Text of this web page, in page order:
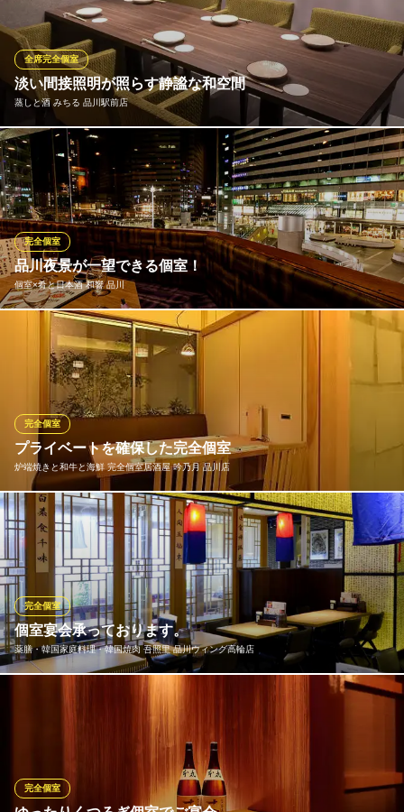
2名様用～8名様用のテーブル個室。4名様用～の掘りごたつ個室。
ソーシャルディスタンスに沿ったお席をご案内いたします♪
個室×鶏料理専門店 とりかく 品川店
絶品鶏鍋と焼鳥を個室で
ＪＲ品川駅 徒歩3分
東京都港区港南2-15-2 品川インターシティビル3F
淡い間接照明が照らす静謐な和空間
蒸しと酒 みちる 品川駅前店
全席完全個室
完全個室や半個室を多数ご用意。最大24名様までの大小個室をご
用意しております。デザイナーこだわりのインテリアや過ごしや
すい間接照明で大人の雰囲気を演出。落ち着いた個室空間で、シ
ェフこだわりの料理と厳選日本酒や焼酎をごゆっくりお楽しみく
ださい。人数や利用シーンに応じてご案内いたします。
蒸しと酒 みちる 品川駅前店
五感で楽しむ和洋の饗宴
ＪＲ品川駅港南口 徒歩2分
東京都港区港南2-6-9 DKビル 7～8F
品川夜景が一望できる個室！
個室×肴と日本酒 和響 品川
完全個室
完全個室完備の当店。仲間とのお集りに◎なテーブル個室(窓際席
はカーテン仕切り/つなげて20名前後までご利用可)。ご宴会に◎
な12～18名様まで掘りごたつ個室(つなげて54名前後までご利用
可)を完備しています。周りを気にせずごゆっくりと美味しい料理
とお酒をお楽しみください♪※55～100名様までの貸切利用も承り
ます！！
個室×肴と日本酒 和響 品川
高級割烹 個室居酒屋
ＪＲ品川駅 徒歩2分
東京都港区港南2-2-1 6F
プライベートを確保した完全個室
炉端焼きと和牛と海鮮 完全個室居酒屋 吟乃月 品川店
完全個室
お客様の安心と快適さを第一に考え、定期的な換気と空気清浄機
の設置に努めています。感染症対策の施された各フロアの貸切は
もちろん、お店を全て貸し切りでのご利用も可能です！最大150名
様ほど収容可能ですので、会社の大型宴会や同窓会などにもぴっ
たりです！ご気軽にご相談くださいませ♪
炉端焼きと和牛と海鮮 完全個室居酒屋 吟乃月 品川店
炉端焼き完全個室居酒屋
個室宴会承っております。
薬膳・韓国家庭料理・韓国焼肉 吾照里 品川ウィング高輪店
完全個室
２０～３０名様の大宴会もお任せください！まずは、ご連絡お待
薬膳・韓国家庭料理・韓国焼肉 吾照里 品川ウィング高輪店
焼肉・韓国料理
ＪＲ品川駅高輪口 徒歩2分
完全個室